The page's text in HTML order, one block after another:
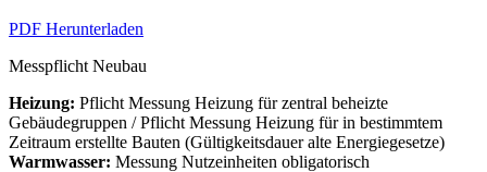
PDF Herunterladen
Messpflicht Neubau
Heizung: Pflicht Messung Heizung für zentral beheizte
Gebäudegruppen / Pflicht Messung Heizung für in bestimmtem
Zeitraum erstellte Bauten (Gültigkeitsdauer alte Energiegesetze)
Warmwasser: Messung Nutzeinheiten obligatorisch